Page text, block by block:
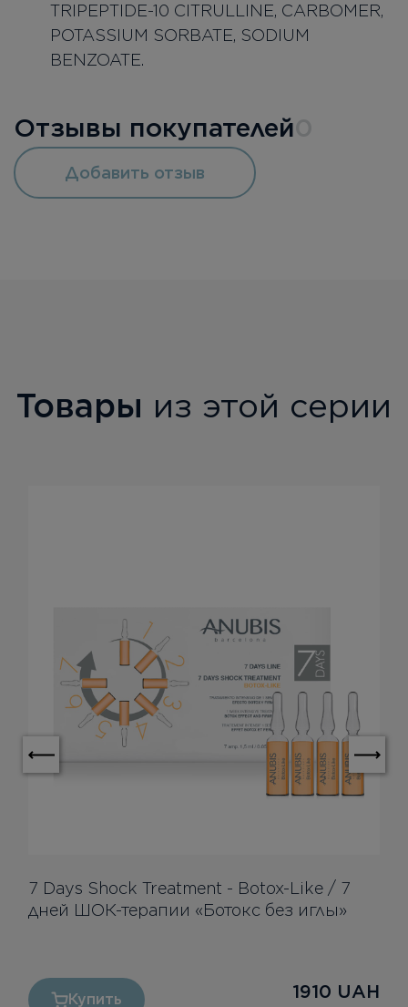
TRIPEPTIDE-10 CITRULLINE, CARBOMER,
POTASSIUM SORBATE, SODIUM
BENZOATE.
Отзывы покупателей
Добавить отзыв
Товары из этой серии
7 Days Shock Treatment - Botox-Like / 7
дней ШОК-терапии «Ботокс без иглы»
1910 UAH
Купить